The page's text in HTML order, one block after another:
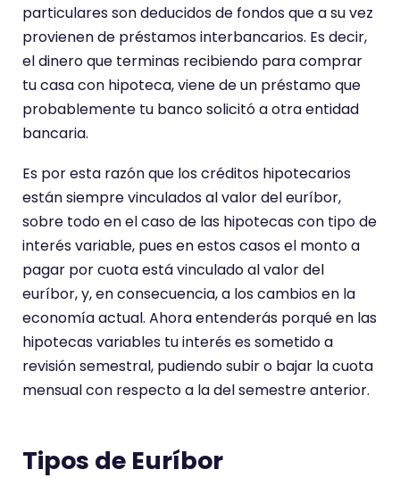
particulares son deducidos de fondos que a su vez
provienen de préstamos interbancarios. Es decir,
el dinero que terminas recibiendo para comprar
tu casa con hipoteca, viene de un préstamo que
probablemente tu banco solicitó a otra entidad
bancaria.
Es por esta razón que los créditos hipotecarios
están siempre vinculados al valor del euríbor,
sobre todo en el caso de las hipotecas con tipo de
interés variable, pues en estos casos el monto a
pagar por cuota está vinculado al valor del
euríbor, y, en consecuencia, a los cambios en la
economía actual. Ahora entenderás porqué en las
hipotecas variables tu interés es sometido a
revisión semestral, pudiendo subir o bajar la cuota
mensual con respecto a la del semestre anterior.
Tipos de Euríbor